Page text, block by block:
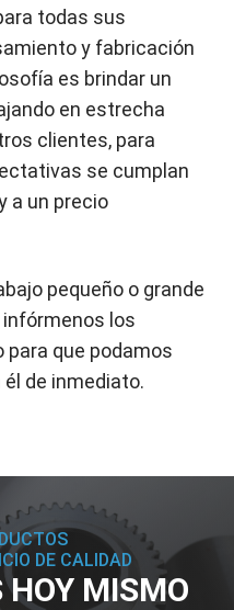
todas sus
y fabricación
es brindar un
en estrecha
clientes, para
se cumplan
a un precio
pequeño o grande
los
que podamos
de inmediato.
DE CALIDAD
HOY MISMO